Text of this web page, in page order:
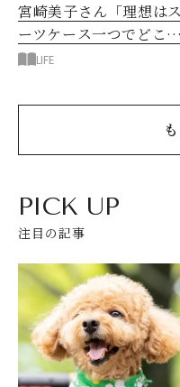
宮崎美子さん「理想はス
ーツケース一つでどこへ
でも行ける暮らし」
LIFE
PICK UP
注目の記事